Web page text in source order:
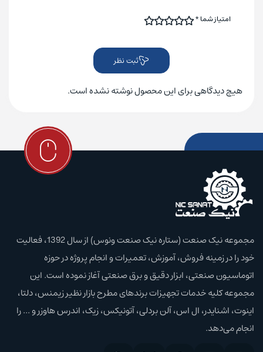
امتیاز شما*
ثبت نظر
هیچ دیدگاهی برای این محصول نوشته نشده است.
مجموعه نیک صنعت (ستاره نیک صنعت ونوس) از سال 1392، فعالیت
خود را در زمینه فروش، آموزش،‌ تعمیرات و انجام پروژه در حوزه
اتوماسیون صنعتی، ابزار دقیق و برق صنعتی آغاز نموده است. این
مجموعه کلیه خدمات تجهیزات برند‌های مطرح بازار نظیر زیمنس، دلتا،
اینوت، اشنایدر، ال اس، آلن بردلی، آتونیکس، زیک، اندرس هاوزر و ... را
انجام می‌دهد.